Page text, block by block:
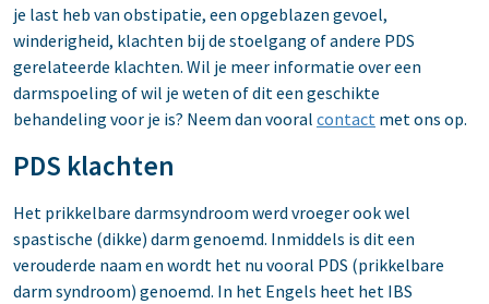
je last heb van obstipatie, een opgeblazen gevoel,
winderigheid, klachten bij de stoelgang of andere PDS
gerelateerde klachten. Wil je meer informatie over een
darmspoeling of wil je weten of dit een geschikte
behandeling voor je is? Neem dan vooral contact met ons op.
PDS klachten
Het prikkelbare darmsyndroom werd vroeger ook wel
spastische (dikke) darm genoemd. Inmiddels is dit een
verouderde naam en wordt het nu vooral PDS (prikkelbare
darm syndroom) genoemd. In het Engels heet het IBS